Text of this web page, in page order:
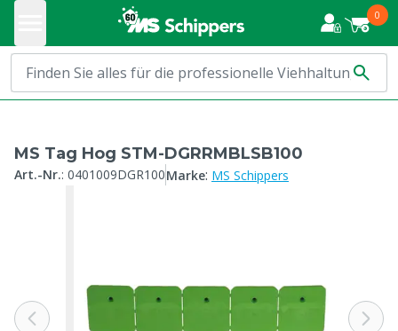
0
MS Tag Hog STM-DGRRMBLSB100
Art.-Nr.: 0401009DGR100Marke: MS Schippers